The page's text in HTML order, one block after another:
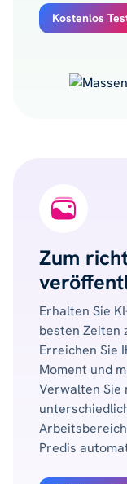
Kostenlos
Zum
Erhalten Sie
besten Zeiten
Erreichen Sie
Moment und
Verwalten Sie
Predis